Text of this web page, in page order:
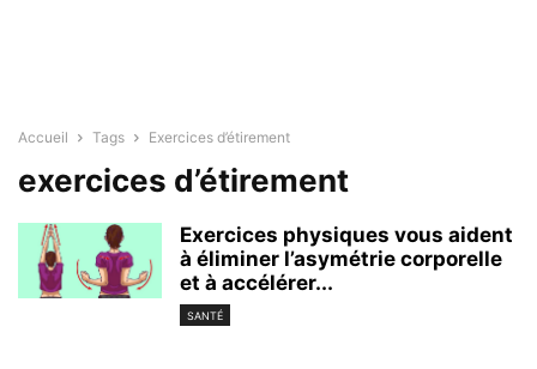
Accueil Tags Exercices d’étirement
exercices d’étirement
Exercices physiques vous aident
à éliminer l’asymétrie corporelle
et à accélérer...
SANTÉ